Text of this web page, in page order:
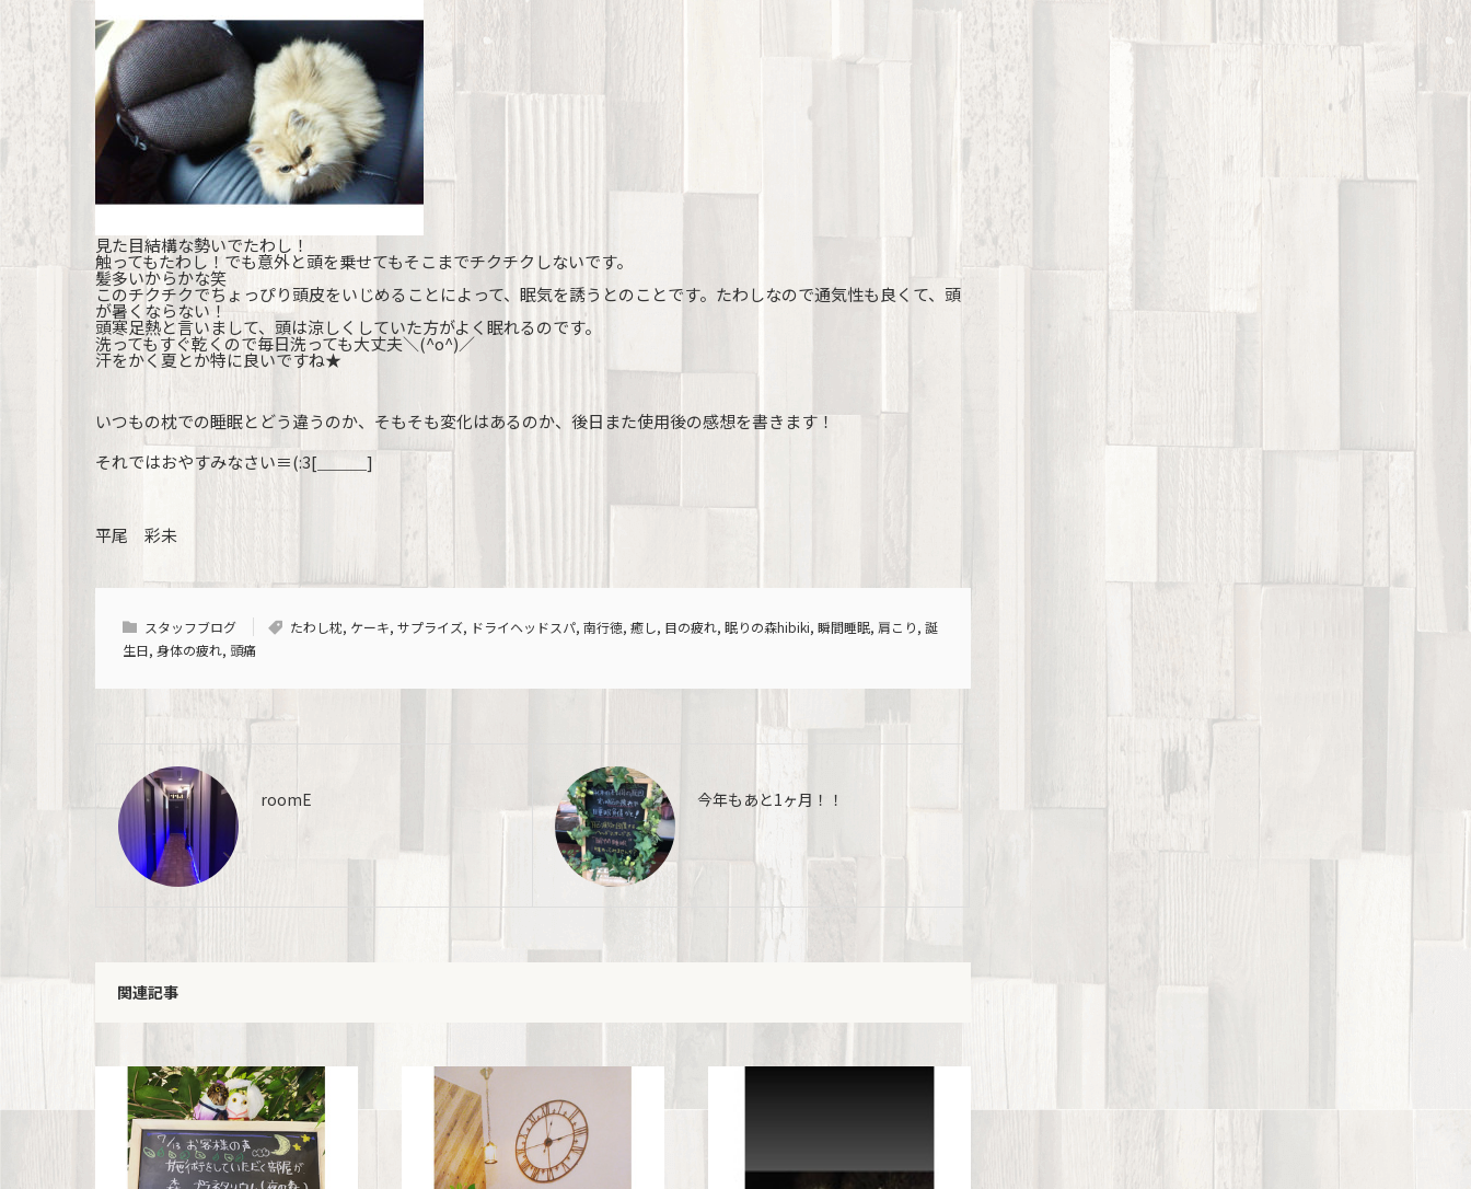
見た目結構な勢いでたわし！
触ってもたわし！でも意外と頭を乗せてもそこまでチクチクしないです。
髪多いからかな笑
このチクチクでちょっぴり頭皮をいじめることによって、眠気を誘うとのことです。たわしなので通気性も良くて、頭
が暑くならない！
頭寒足熱と言いまして、頭は涼しくしていた方がよく眠れるのです。
洗ってもすぐ乾くので毎日洗っても大丈夫＼(^o^)／
汗をかく夏とか特に良いですね★
いつもの枕での睡眠とどう違うのか、そもそも変化はあるのか、後日また使用後の感想を書きます！
それではおやすみなさい≡(:3[＿＿＿]
平尾 彩未
スタッフブログ たわし枕, ケーキ, サプライズ, ドライヘッドスパ, 南行徳, 癒し, 目の疲れ, 眠りの森hibiki, 瞬間睡眠, 肩こり, 誕
生日, 身体の疲れ, 頭痛
roomE 今年もあと1ヶ月！！
関連記事